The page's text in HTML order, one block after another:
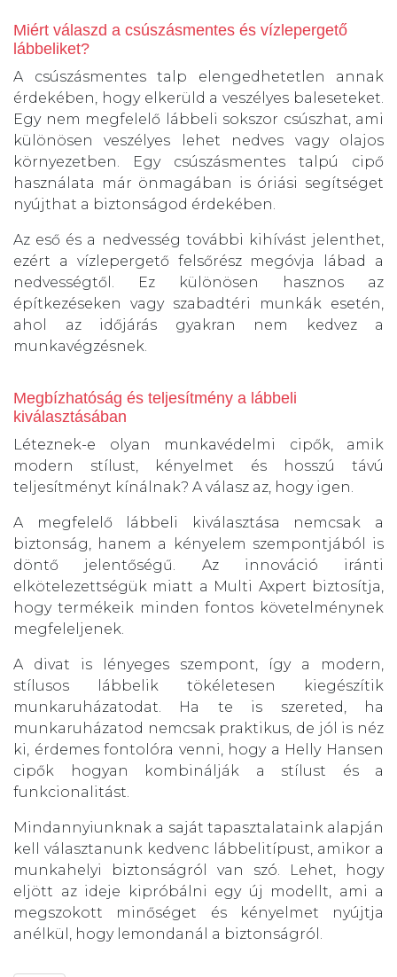
Miért válaszd a csúszásmentes és vízlepergető
lábbeliket?
A csúszásmentes talp elengedhetetlen annak
érdekében, hogy elkerüld a veszélyes baleseteket.
Egy nem megfelelő lábbeli sokszor csúszhat, ami
különösen veszélyes lehet nedves vagy olajos
környezetben. Egy csúszásmentes talpú cipő
használata már önmagában is óriási segítséget
nyújthat a biztonságod érdekében.
Az eső és a nedvesség további kihívást jelenthet,
ezért a vízlepergető felsőrész megóvja lábad a
nedvességtől. Ez különösen hasznos az
építkezéseken vagy szabadtéri munkák esetén,
ahol az időjárás gyakran nem kedvez a
munkavégzésnek.
Megbízhatóság és teljesítmény a lábbeli
kiválasztásában
Léteznek-e olyan munkavédelmi cipők, amik
modern stílust, kényelmet és hosszú távú
teljesítményt kínálnak? A válasz az, hogy igen.
A megfelelő lábbeli kiválasztása nemcsak a
biztonság, hanem a kényelem szempontjából is
döntő jelentőségű. Az innováció iránti
elkötelezettségük miatt a Multi Axpert biztosítja,
hogy termékeik minden fontos követelménynek
megfeleljenek.
A divat is lényeges szempont, így a modern,
stílusos lábbelik tökéletesen kiegészítik
munkaruházatodat. Ha te is szereted, ha
munkaruházatod nemcsak praktikus, de jól is néz
ki, érdemes fontolóra venni, hogy a Helly Hansen
cipők hogyan kombinálják a stílust és a
funkcionalitást.
Mindannyiunknak a saját tapasztalataink alapján
kell választanunk kedvenc lábbelitípust, amikor a
munkahelyi biztonságról van szó. Lehet, hogy
eljött az ideje kipróbálni egy új modellt, ami a
megszokott minőséget és kényelmet nyújtja
anélkül, hogy lemondanál a biztonságról.